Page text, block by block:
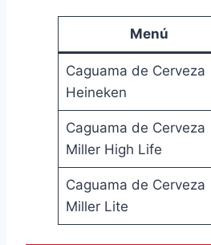
Menú
Caguama de Cerveza
Heineken
Caguama de Cerveza
Miller High Life
Caguama de Cerveza
Miller Lite